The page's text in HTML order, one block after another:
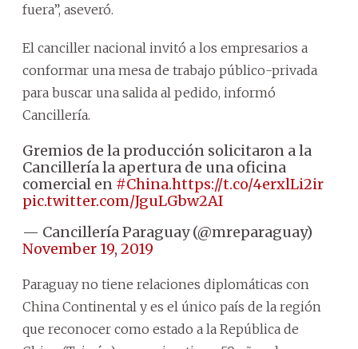
fuera”, aseveró.
El canciller nacional invitó a los empresarios a
conformar una mesa de trabajo público-privada
para buscar una salida al pedido, informó
Cancillería.
Gremios de la producción solicitaron a la
Cancillería la apertura de una oficina
comercial en #China.https://t.co/4erxlLi2ir
pic.twitter.com/JguLGbw2AI
— Cancillería Paraguay (@mreparaguay)
November 19, 2019
Paraguay no tiene relaciones diplomáticas con
China Continental y es el único país de la región
que reconocer como estado a la República de